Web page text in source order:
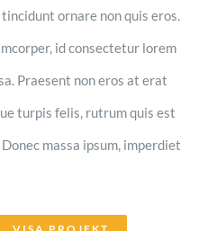
ornare non quis eros.
id consectetur lorem
Praesent non eros at erat
turpis felis, rutrum quis est
massa ipsum, imperdiet